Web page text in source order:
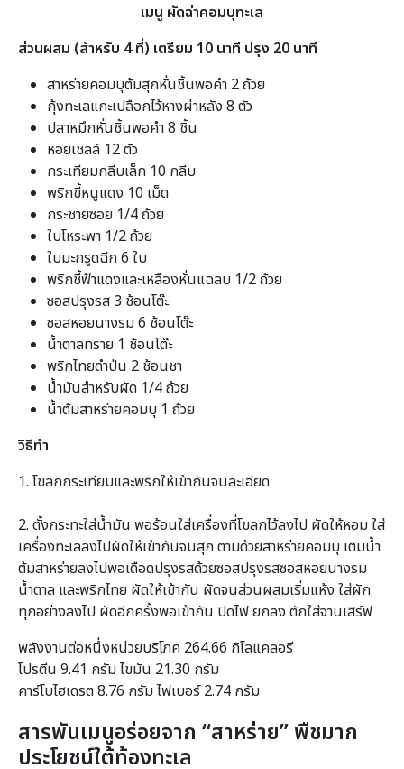
เมนู ผัดฉ่าคอมบุทะเล
ส่วนผสม (สำหรับ 4 ที่) เตรียม 10 นาที ปรุง 20 นาที
สาหร่ายคอมบุต้มสุกหั่นชิ้นพอคำ 2 ถ้วย
กุ้งทะเลแกะเปลือกไว้หางผ่าหลัง 8 ตัว
ปลาหมึกหั่นชิ้นพอคำ 8 ชิ้น
หอยเชลล์ 12 ตัว
กระเทียมกลีบเล็ก 10 กลีบ
พริกขี้หนูแดง 10 เม็ด
กระชายซอย 1/4 ถ้วย
ใบโหระพา 1/2 ถ้วย
ใบมะกรูดฉีก 6 ใบ
พริกชี้ฟ้าแดงและเหลืองหั่นแฉลบ 1/2 ถ้วย
ซอสปรุงรส 3 ช้อนโต๊ะ
ซอสหอยนางรม 6 ช้อนโต๊ะ
น้ำตาลทราย 1 ช้อนโต๊ะ
พริกไทยดำป่น 2 ช้อนชา
น้ำมันสำหรับผัด 1/4 ถ้วย
น้ำต้มสาหร่ายคอมบุ 1 ถ้วย
วิธีทำ
1. โขลกกระเทียมและพริกให้เข้ากันจนละเอียด
2. ตั้งกระทะใส่น้ำมัน พอร้อนใส่เครื่องที่โขลกไว้ลงไป ผัดให้หอม ใส่
เครื่องทะเลลงไปผัดให้เข้ากันจนสุก ตามด้วยสาหร่ายคอมบุ เติมน้ำ
ต้มสาหร่ายลงไปพอเดือดปรุงรสด้วยซอสปรุงรสซอสหอยนางรม
น้ำตาล และพริกไทย ผัดให้เข้ากัน ผัดจนส่วนผสมเริ่มแห้ง ใส่ผัก
ทุกอย่างลงไป ผัดอีกครั้งพอเข้ากัน ปิดไฟ ยกลง ตักใส่จานเสิร์ฟ
พลังงานต่อหนึ่งหน่วยบริโภค 264.66 กิโลแคลอรี
โปรตีน 9.41 กรัม ไขมัน 21.30 กรัม
คาร์โบไฮเดรต 8.76 กรัม ไฟเบอร์ 2.74 กรัม
สารพันเมนูอร่อยจาก “สาหร่าย” พืชมาก
ประโยชน์ใต้ท้องทะเล